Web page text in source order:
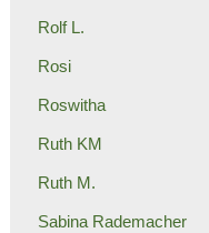
Rolf L.
Rosi
Roswitha
Ruth KM
Ruth M.
Sabina Rademacher